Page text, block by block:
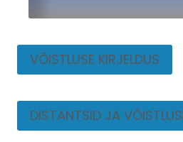
VÕISTLUSE KIRJELDUS
DISTANTSID JA